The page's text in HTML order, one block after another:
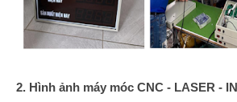
2. Hình ảnh máy móc CNC - LASER -